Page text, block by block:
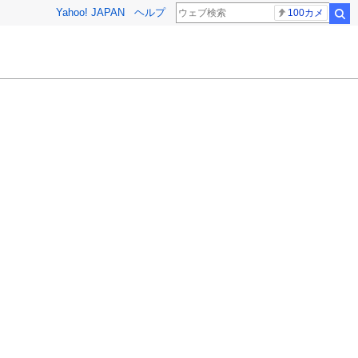
Yahoo! JAPAN ヘルプ 100カメ